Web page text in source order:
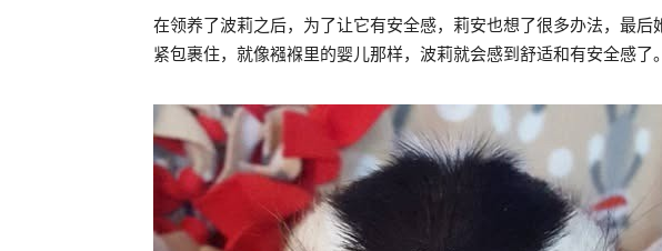
在领养了波莉之后，为了让它有安全感，莉安也想了很多办法，最后
紧包裹住，就像襁褓里的婴儿那样，波莉就会感到舒适和有安全感了。